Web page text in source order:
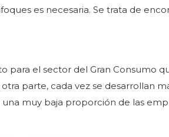
es necesaria. Se trata de
para el sector del Gran Consumo
parte, cada vez se desarrollan
muy baja proporción de las